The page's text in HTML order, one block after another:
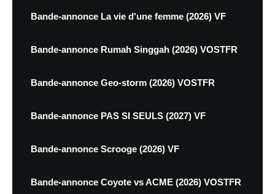
Bande-annonce La vie d'une femme (2026) VF
Bande-annonce Rumah Singgah (2026) VOSTFR
Bande-annonce Geo-storm (2026) VOSTFR
Bande-annonce PAS SI SEULS (2027) VF
Bande-annonce Scrooge (2026) VF
Bande-annonce Coyote vs ACME (2026) VOSTFR